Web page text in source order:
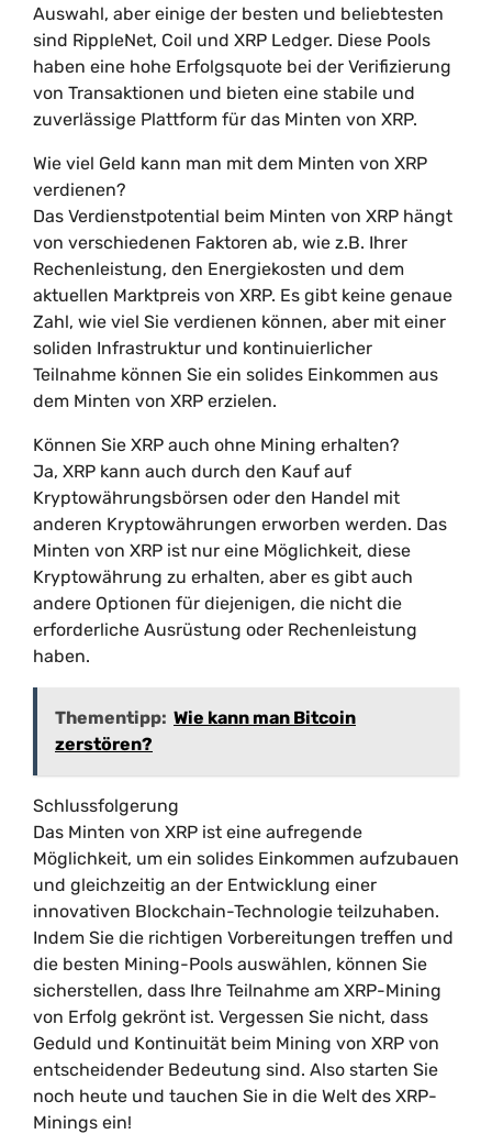
Auswahl, aber einige der besten und beliebtesten
sind RippleNet, Coil und XRP Ledger. Diese Pools
haben eine hohe Erfolgsquote bei der Verifizierung
von Transaktionen und bieten eine stabile und
zuverlässige Plattform für das Minten von XRP.
Wie viel Geld kann man mit dem Minten von XRP
verdienen?
Das Verdienstpotential beim Minten von XRP hängt
von verschiedenen Faktoren ab, wie z.B. Ihrer
Rechenleistung, den Energiekosten und dem
aktuellen Marktpreis von XRP. Es gibt keine genaue
Zahl, wie viel Sie verdienen können, aber mit einer
soliden Infrastruktur und kontinuierlicher
Teilnahme können Sie ein solides Einkommen aus
dem Minten von XRP erzielen.
Können Sie XRP auch ohne Mining erhalten?
Ja, XRP kann auch durch den Kauf auf
Kryptowährungsbörsen oder den Handel mit
anderen Kryptowährungen erworben werden. Das
Minten von XRP ist nur eine Möglichkeit, diese
Kryptowährung zu erhalten, aber es gibt auch
andere Optionen für diejenigen, die nicht die
erforderliche Ausrüstung oder Rechenleistung
haben.
Thementipp: Wie kann man Bitcoin
zerstören?
Schlussfolgerung
Das Minten von XRP ist eine aufregende
Möglichkeit, um ein solides Einkommen aufzubauen
und gleichzeitig an der Entwicklung einer
innovativen Blockchain-Technologie teilzuhaben.
Indem Sie die richtigen Vorbereitungen treffen und
die besten Mining-Pools auswählen, können Sie
sicherstellen, dass Ihre Teilnahme am XRP-Mining
von Erfolg gekrönt ist. Vergessen Sie nicht, dass
Geduld und Kontinuität beim Mining von XRP von
entscheidender Bedeutung sind. Also starten Sie
noch heute und tauchen Sie in die Welt des XRP-
Minings ein!